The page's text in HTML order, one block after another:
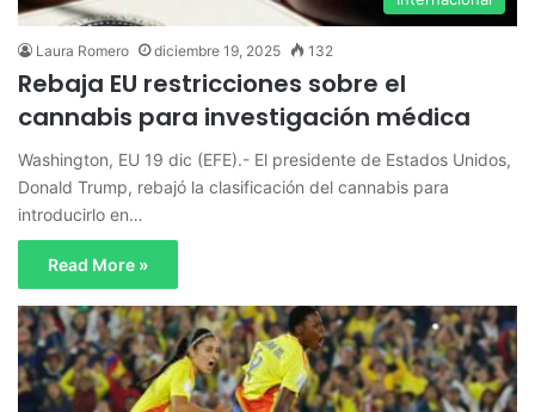
Laura Romero diciembre 19, 2025 132
Rebaja EU restricciones sobre el
cannabis para investigación médica
Washington, EU 19 dic (EFE).- El presidente de Estados Unidos,
Donald Trump, rebajó la clasificación del cannabis para
introducirlo en…
Read More »